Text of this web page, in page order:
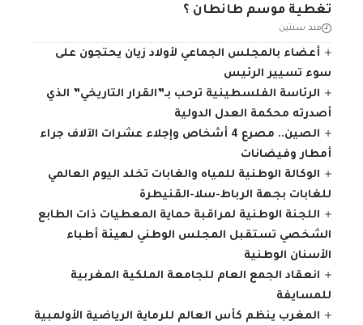
تغطية موسم طانطان ؟
منذ سنتين
أعضاء بالمجلس الجماعي لأولاد زيان يحتجون على
سوء تسيير الرئيس
الرئاسة الفلسطينية ترحب بـ”القرار التاريخي” الذي
أصدرته محكمة العدل الدولية
الصين.. مصرع 4 أشخاص وإجلاء عشرات الآلاف جراء
أمطار وفيضانات
الوكالة الوطنية للمياه والغابات تخلد اليوم العالمي
للغابات بجهة الرباط-سلا-القنيطرة
اللجنة الوطنية لمراقبة حماية المعطيات ذات الطابع
الشخصي تستقبل المجلس الوطني لهيئة أطباء
الأسنان الوطنية
انعقاد الجمع العام للجامعة الملكية المغربية
للمسايفة
المغرب ينظم كأس العالم للرماية الرياضية الأولمبية